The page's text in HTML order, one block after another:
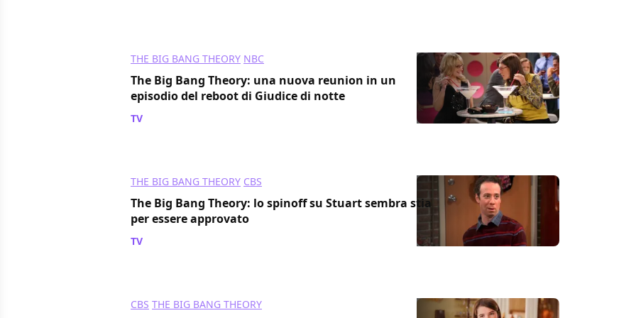
THE BIG BANG THEORY NBC
The Big Bang Theory: una nuova reunion in un
episodio del reboot di Giudice di notte
TV
THE BIG BANG THEORY CBS
The Big Bang Theory: lo spinoff su Stuart sembra stia
per essere approvato
TV
CBS THE BIG BANG THEORY